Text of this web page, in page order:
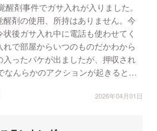
醒剤事件でガサ入れが入りました。
醒剤の使用、所持はありません。今
後ガサ入れ中に電話も使わせてく
れで部屋からいつのものだかわから
入ったパケが出ましたが、押収され
なんらかのアクションが起きると思
2026年04月01日